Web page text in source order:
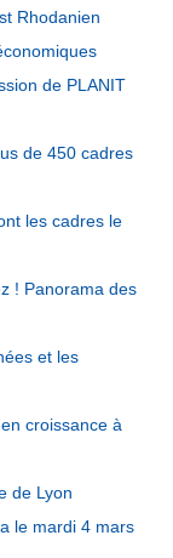
Rhodanien
de PLANIT
de 450 cadres
les cadres le
! Panorama des
et les
croissance à
de Lyon
le mardi 4 mars